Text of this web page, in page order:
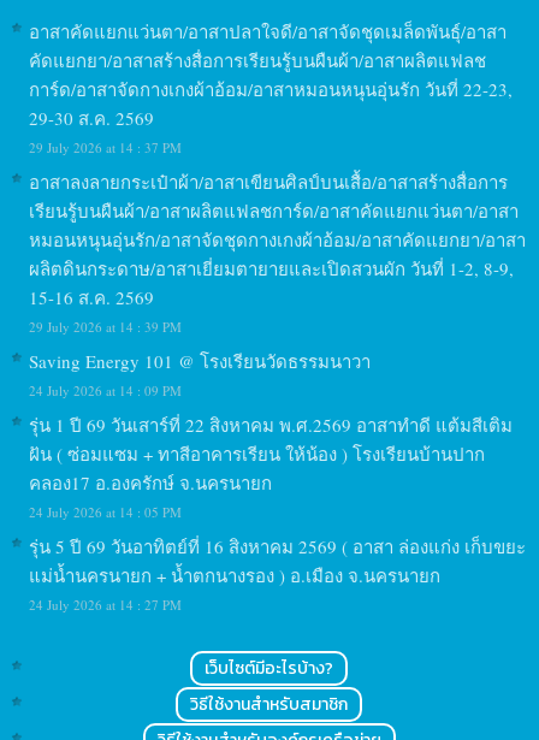
อาสาคัดแยกแว่นตา/อาสาปลาใจดี/อาสาจัดชุดเมล็ดพันธุ์/อาสา
คัดแยกยา/อาสาสร้างสื่อการเรียนรู้บนผืนผ้า/อาสาผลิตแฟลช
การ์ด/อาสาจัดกางเกงผ้าอ้อม/อาสาหมอนหนุนอุ่นรัก วันที่ 22-23,
29-30 ส.ค. 2569
29 July 2026 at 14 : 37 PM
อาสาลงลายกระเป๋าผ้า/อาสาเขียนศิลป์บนเสื้อ/อาสาสร้างสื่อการ
เรียนรู้บนผืนผ้า/อาสาผลิตแฟลชการ์ด/อาสาคัดแยกแว่นตา/อาสา
หมอนหนุนอุ่นรัก/อาสาจัดชุดกางเกงผ้าอ้อม/อาสาคัดแยกยา/อาสา
ผลิตดินกระดาษ/อาสาเยี่ยมตายายและเปิดสวนผัก วันที่ 1-2, 8-9,
15-16 ส.ค. 2569
29 July 2026 at 14 : 39 PM
Saving Energy 101 @ โรงเรียนวัดธรรมนาวา
24 July 2026 at 14 : 09 PM
รุ่น 1 ปี 69 วันเสาร์ที่ 22 สิงหาคม พ.ศ.2569 อาสาทำดี แต้มสีเติม
ฝัน ( ซ่อมแซม + ทาสีอาคารเรียน ให้น้อง ) โรงเรียนบ้านปาก
คลอง17 อ.องครักษ์ จ.นครนายก
24 July 2026 at 14 : 05 PM
รุ่น 5 ปี 69 วันอาทิตย์ที่ 16 สิงหาคม 2569 ( อาสา ล่องแก่ง เก็บขยะ
แม่น้ำนครนายก + น้ำตกนางรอง ) อ.เมือง จ.นครนายก
24 July 2026 at 14 : 27 PM
เว็บไซต์มีอะไรบ้าง?
วิธีใช้งานสำหรับสมาชิก